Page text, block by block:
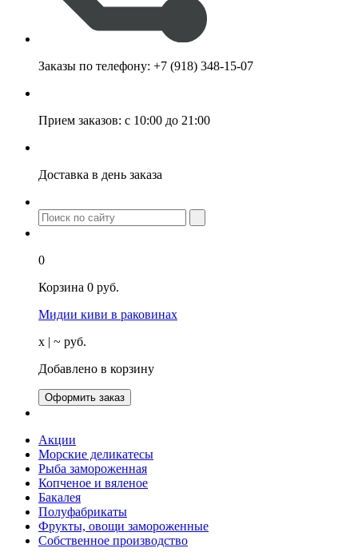
Заказы по телефону: +7 (918) 348-15-07
Прием заказов: с 10:00 до 21:00
Доставка в день заказа
0
Корзина 0 руб.
Мидии киви в раковинах
х
| ~ руб.
Добавлено в корзину
Оформить заказ
Акции
Морские деликатесы
Рыба замороженная
Копченое и вяленое
Бакалея
Полуфабрикаты
Фрукты, овощи замороженные
Собственное производство